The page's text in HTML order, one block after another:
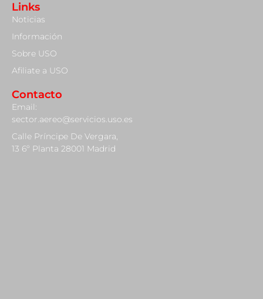
Links
Noticias
Información
Sobre USO
Afiliate a USO
Contacto
Email:
sector.aereo@servicios.uso.es
Calle Príncipe De Vergara,
13 6º Planta 28001 Madrid